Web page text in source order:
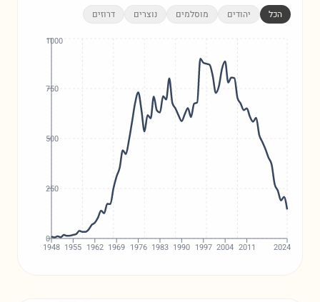
הכל יהודים מוסלמים נוצרים דרוזים
1948 1955 1962 1969 1976 1983 1990 1997 2004 2011 2024
0
250
500
750
1000